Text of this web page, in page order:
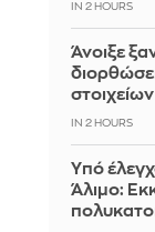
IN 2 HOURS
Άνοιξε
IN 2 HOURS
Yπό
Άλιμο: